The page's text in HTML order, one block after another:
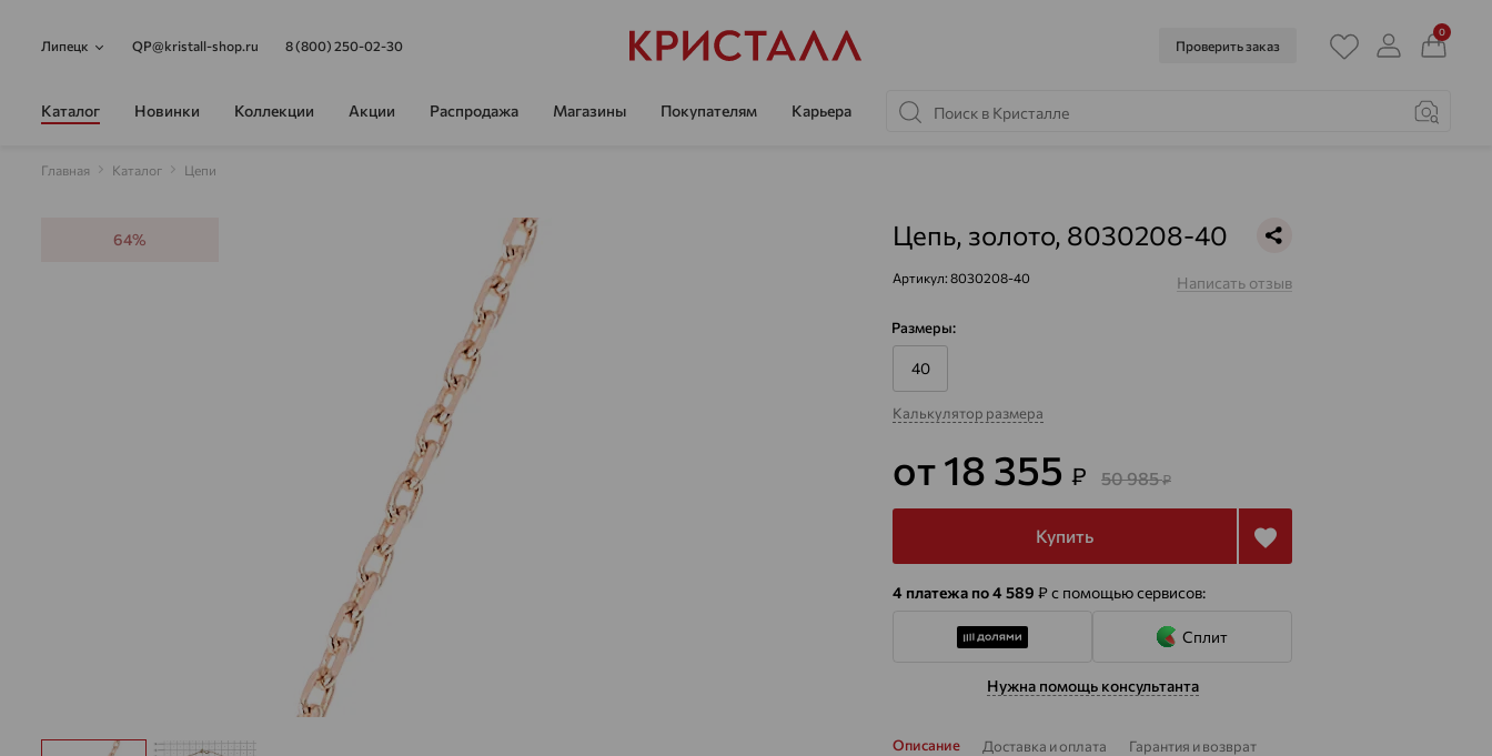
Липецк QP@kristall-shop.ru 8 (800) 250-02-30 Проверить заказ
0
Каталог Новинки Коллекции Акции Распродажа Магазины Покупателям Карьера
Главная Каталог Цепи
64% Цепь, золото, 8030208-40
Артикул: 8030208-40 Написать отзыв
Размеры:
40
Калькулятор размера
от 18 355 ₽ 50 985₽
Купить
4 платежа по 4 589 ₽с помощью сервисов:
Сплит
Нужна помощь консультанта
Описание Доставка и оплата Гарантия и возврат